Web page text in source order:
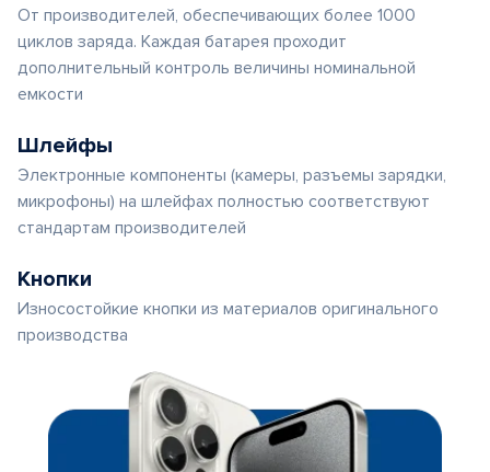
От производителей, обеспечивающих более 1000
циклов заряда. Каждая батарея проходит
дополнительный контроль величины номинальной
емкости
Шлейфы
Электронные компоненты (камеры, разъемы зарядки,
микрофоны) на шлейфах полностью соответствуют
стандартам производителей
Кнопки
Износостойкие кнопки из материалов оригинального
производства